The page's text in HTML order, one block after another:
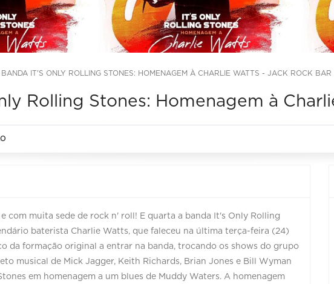
IT'S ONLY ROLLING STONES: HOMENAGEM À CHARLIE WATTS - JACK ROCK BAR
Rolling Stones: Homenagem à
com muita sede de rock n' roll! E quarta a banda It's Only Rolling
baterista Charlie Watts, que faleceu na última terça-feira (24)
da formação original a entrar na banda, trocando os shows do grupo
musical de Mick Jagger, Keith Richards, Brian Jones e Bill Wyman
em homenagem a um blues de Muddy Waters. A homenagem